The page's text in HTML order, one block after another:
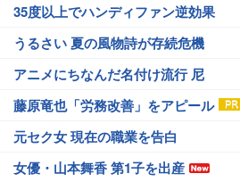
35度以上でハンディファン逆効果
うるさい 夏の風物詩が存続危機
アニメにちなんだ名付け流行 尼
藤原竜也「労務改善」をアピール
元セク女 現在の職業を告白
女優・山本舞香 第1子を出産